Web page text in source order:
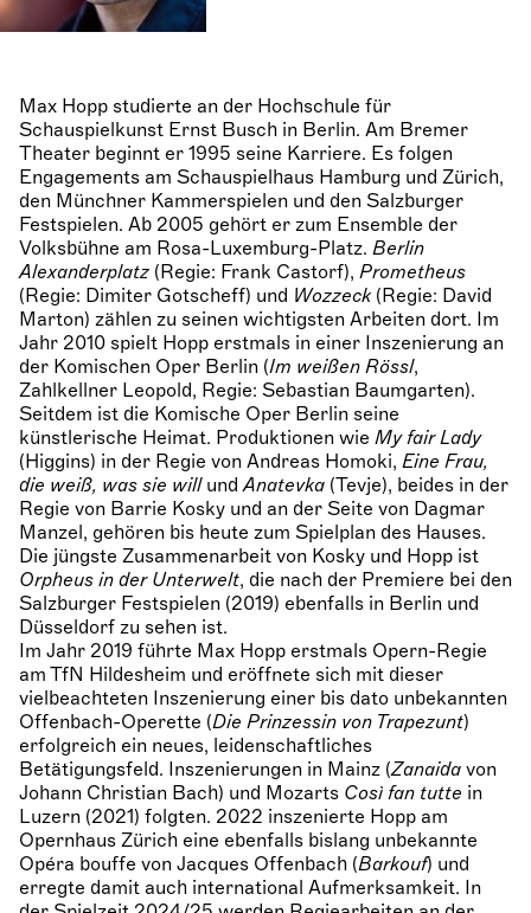
Max Hopp studierte an der Hochschule für
Schauspielkunst Ernst Busch in Berlin. Am Bremer
Theater beginnt er 1995 seine Karriere. Es folgen
Engagements am Schauspielhaus Hamburg und Zürich,
den Münchner Kammerspielen und den Salzburger
Festspielen. Ab 2005 gehört er zum Ensemble der
Volksbühne am Rosa-Luxemburg-Platz. Berlin
Alexanderplatz (Regie: Frank Castorf), Prometheus
(Regie: Dimiter Gotscheff) und Wozzeck (Regie: David
Marton) zählen zu seinen wichtigsten Arbeiten dort. Im
Jahr 2010 spielt Hopp erstmals in einer Inszenierung an
der Komischen Oper Berlin (Im weißen Rössl,
Zahlkellner Leopold, Regie: Sebastian Baumgarten).
Seitdem ist die Komische Oper Berlin seine
künstlerische Heimat. Produktionen wie My fair Lady
(Higgins) in der Regie von Andreas Homoki, Eine Frau,
die weiß, was sie willundAnatevka (Tevje), beides in der
Regie von Barrie Kosky und an der Seite von Dagmar
Manzel, gehören bis heute zum Spielplan des Hauses.
Die jüngste Zusammenarbeit von Kosky und Hopp ist
Orpheus in der Unterwelt, die nach der Premiere bei den
Salzburger Festspielen (2019) ebenfalls in Berlin und
Düsseldorf zu sehen ist.
Im Jahr 2019 führte Max Hopp erstmals Opern-Regie
am TfN Hildesheim und eröffnete sich mit dieser
vielbeachteten Inszenierung einer bis dato unbekannten
Offenbach-Operette (Die Prinzessin von Trapezunt)
erfolgreich ein neues, leidenschaftliches
Betätigungsfeld. Inszenierungen in Mainz (Zanaida von
Johann Christian Bach) und Mozarts Così fan tutte in
Luzern (2021) folgten. 2022 inszenierte Hopp am
Opernhaus Zürich eine ebenfalls bislang unbekannte
Opéra bouffe von Jacques Offenbach (Barkouf) und
erregte damit auch international Aufmerksamkeit. In